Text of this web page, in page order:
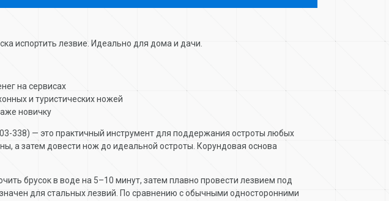
испортить лезвие. Идеально для дома и дачи.
на сервисах
и туристических ножей
новичку
338) — это практичный инструмент для поддержания остроты любых
а затем довести нож до идеальной остроты. Корундовая основа
брусок в воде на 5–10 минут, затем плавно провести лезвием под
для стальных лезвий. По сравнению с обычными односторонними